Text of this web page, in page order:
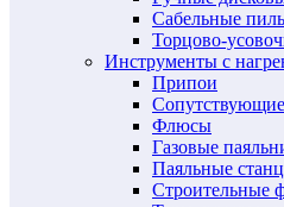
Сабельные
Торцово-
Инструменты с
Припои
Флюсы
Газовые
Паяльные
Строительные